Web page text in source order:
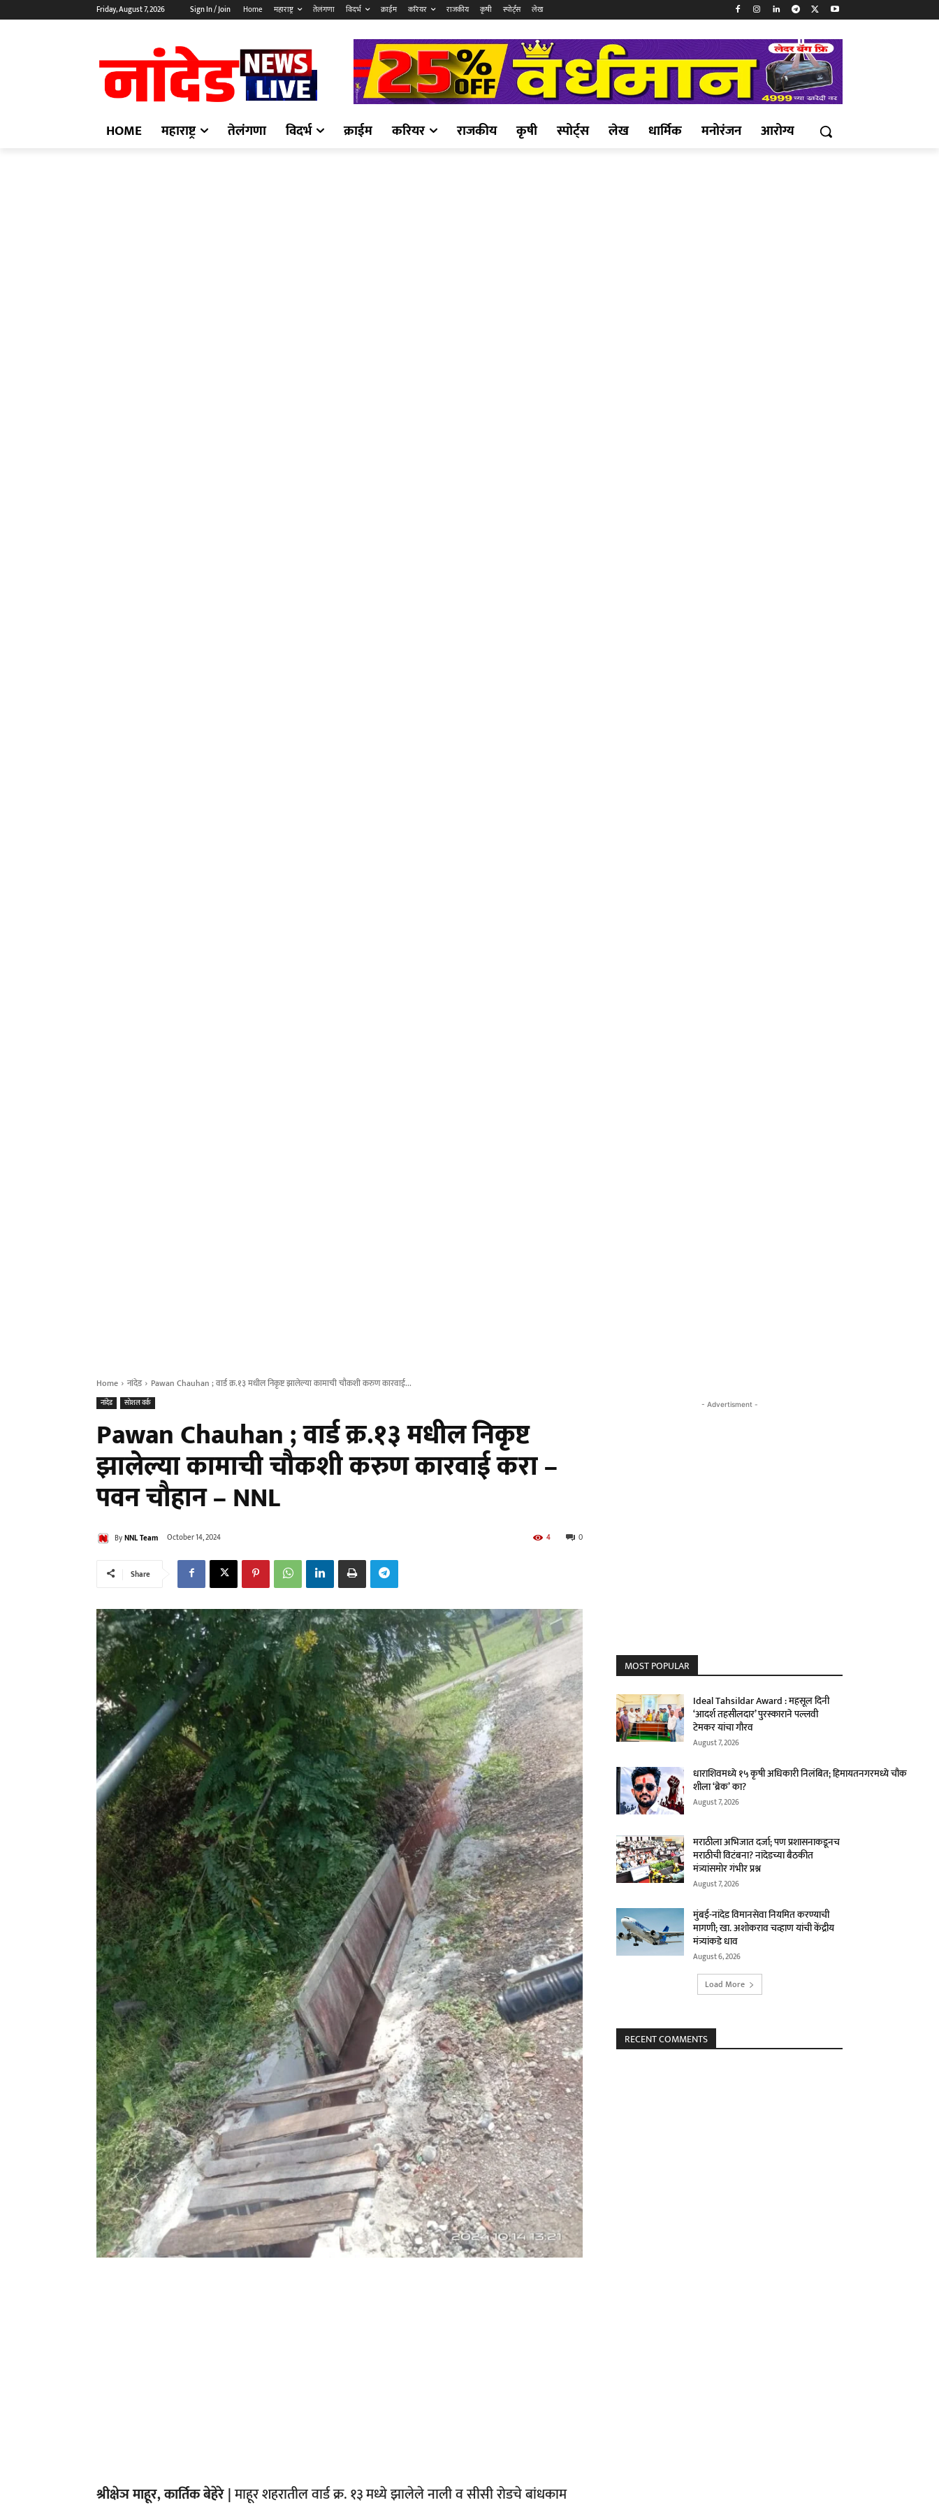
Friday, August 7, 2026 Sign In / Join Home महाराष्ट्र तेलंगणा विदर्भ क्राईम करियर राजकीय कृषी स्पोर्ट्स लेख
HOME महाराष्ट्र तेलंगणा विदर्भ क्राईम करियर राजकीय कृषी स्पोर्ट्स लेख धार्मिक मनोरंजन आरोग्य
Home नांदेड Pawan Chauhan ; वार्ड क्र.१३ मधील निकृष्ट झालेल्या कामाची चौकशी करुण कारवाई...
नांदेड सोशल वर्क
Pawan Chauhan ; वार्ड क्र.१३ मधील निकृष्ट
झालेल्या कामाची चौकशी करुण कारवाई करा –
पवन चौहान – NNL
ByNNL Team October 14, 2024 0
4
Share
श्रीक्षेञ माहूर, कार्तिक बेहेरे |माहूर शहरातील वार्ड क्र. १३ मध्ये झालेले नाली व सीसी रोडचे बांधकाम
- Advertisment -
MOST POPULAR
Ideal Tahsildar Award : महसूल दिनी
‘आदर्श तहसीलदार’ पुरस्काराने पल्लवी
टेमकर यांचा गौरव
August 7, 2026
धाराशिवमध्ये १५ कृषी अधिकारी निलंबित; हिमायतनगरमध्ये चौक
शीला ‘ब्रेक’ का?
August 7, 2026
मराठीला अभिजात दर्जा; पण प्रशासनाकडूनच
मराठीची विटंबना? नांदेडच्या बैठकीत
मंत्र्यांसमोर गंभीर प्रश्न
August 7, 2026
मुंबई-नांदेड विमानसेवा नियमित करण्याची
मागणी; खा. अशोकराव चव्हाण यांची केंद्रीय
मंत्र्यांकडे धाव
August 6, 2026
Load More
RECENT COMMENTS